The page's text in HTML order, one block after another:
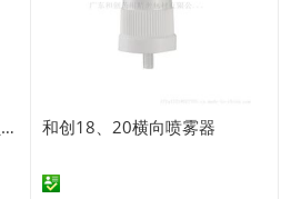
和创18、20横向喷雾器